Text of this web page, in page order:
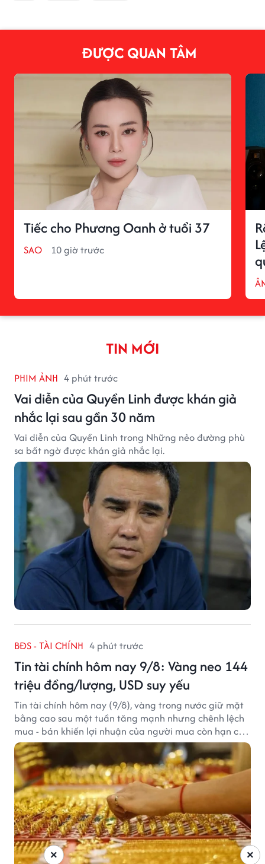
ĐƯỢC QUAN TÂM
Tiếc cho Phương Oanh ở tuổi 37
SAO 10 giờ trước
TIN MỚI
PHIM ẢNH 4 phút trước
Vai diễn của Quyền Linh được khán giả
nhắc lại sau gần 30 năm
Vai diễn của Quyền Linh trong Những nẻo đường phù
sa bất ngờ được khán giả nhắc lại.
BĐS - TÀI CHÍNH 4 phút trước
Tin tài chính hôm nay 9/8: Vàng neo 144
triệu đồng/lượng, USD suy yếu
Tin tài chính hôm nay (9/8), vàng trong nước giữ mặt
bằng cao sau một tuần tăng mạnh nhưng chênh lệch
mua - bán khiến lợi nhuận của người mua còn hạn chế,
trong khi USD chịu sức ép sau dữ liệu việc làm Mỹ gây
thất vọng.
×
×